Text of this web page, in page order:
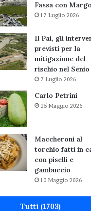
Fassa con
17 Luglio 2026
Il Pai, gli
previsti per la
mitigazione del
rischio nel Senio
7 Luglio 2026
Carlo Petrini
25 Maggio 2026
Maccheroni al
torchio fatti in
con piselli e
gambuccio
10 Maggio 2026
Tutti (1703)